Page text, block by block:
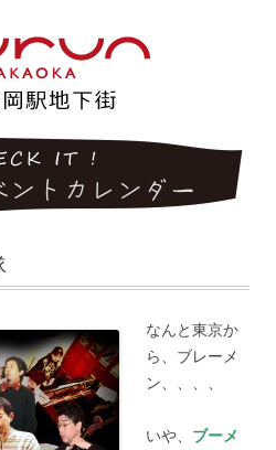
なんと東京か
ら、ブレーメ
ン、、、、
いや、 ブーメ